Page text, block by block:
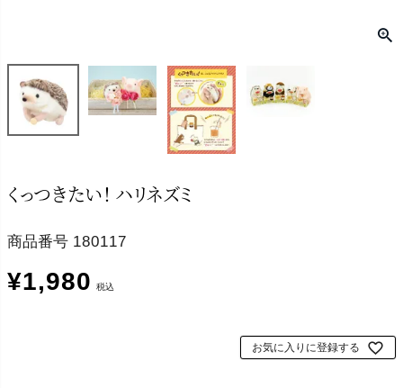
くっつきたい！ ハリネズミ
商品番号 180117
¥1,980 税込
お気に入りに登録する